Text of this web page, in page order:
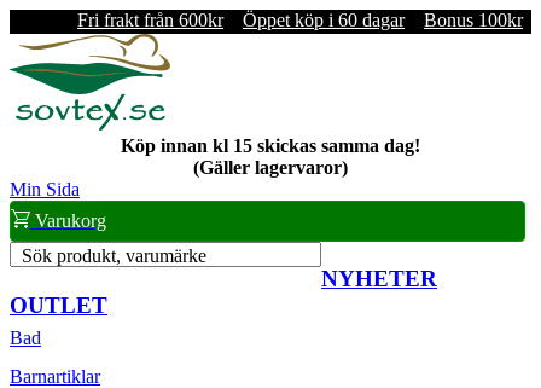
Fri frakt från 600kr Öppet köp i 60 dagar Bonus 100kr
Köp innan kl 15 skickas samma dag!
(Gäller lagervaror)
Min Sida
Varukorg
Sök produkt, varumärke
NYHETER
OUTLET
Bad
Barnartiklar